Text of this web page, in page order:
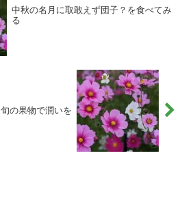
中秋の名月に取敢えず団子？を食べてみ
る
旬の果物で潤いを